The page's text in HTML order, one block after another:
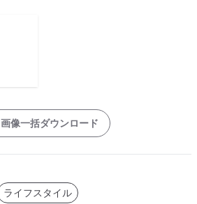
画像一括ダウンロード
ライフスタイル